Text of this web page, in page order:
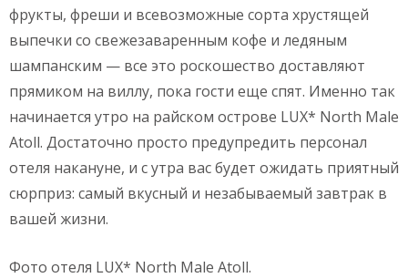
фрукты, фреши и всевозможные сорта хрустящей
выпечки со свежезаваренным кофе и ледяным
шампанским — все это роскошество доставляют
прямиком на виллу, пока гости еще спят. Именно так
начинается утро на райском острове LUX* North Male
Atoll. Достаточно просто предупредить персонал
отеля накануне, и с утра вас будет ожидать приятный
сюрприз: самый вкусный и незабываемый завтрак в
вашей жизни.
Фото отеля LUX* North Male Atoll.